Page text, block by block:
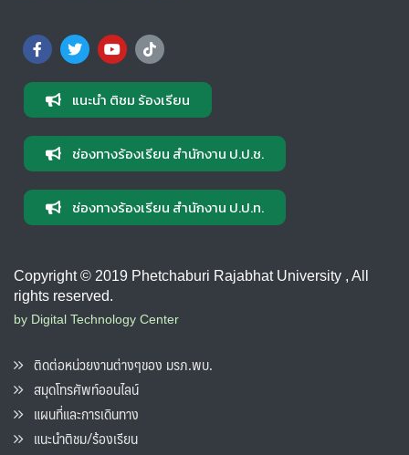
แนะนำ ติชม ร้องเรียน
ช่องทางร้องเรียน สำนักงาน ป.ป.ช.
ช่องทางร้องเรียน สำนักงาน ป.ป.ท.
Copyright © 2019 Phetchaburi Rajabhat University , All
rights reserved.
by Digital Technology Center
ติดต่อหน่วยงานต่างๆของ มรภ.พบ.
สมุดโทรศัพท์ออนไลน์
แผนที่และการเดินทาง
แนะนำติชม/ร้องเรียน